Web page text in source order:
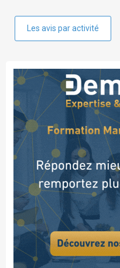
Les avis par activité